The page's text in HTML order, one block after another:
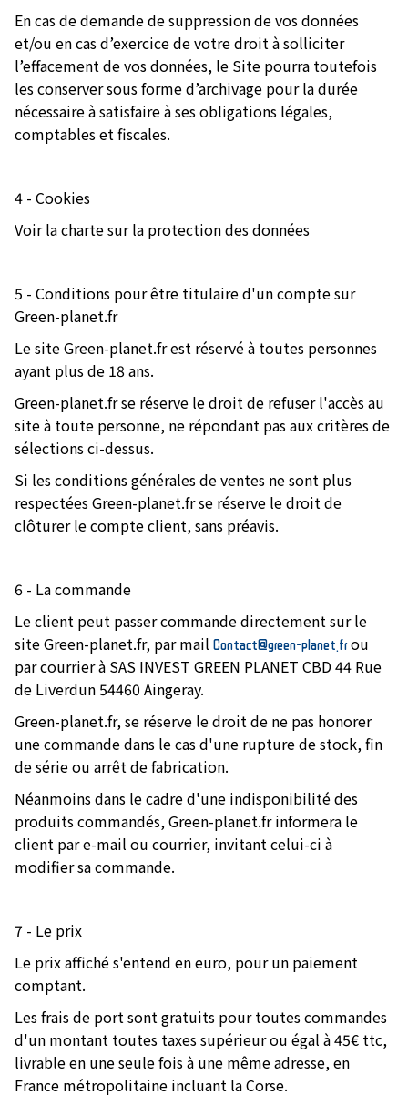
En cas de demande de suppression de vos données
et/ou en cas d’exercice de votre droit à solliciter
l’effacement de vos données, le Site pourra toutefois
les conserver sous forme d’archivage pour la durée
nécessaire à satisfaire à ses obligations légales,
comptables et fiscales.
4 - Cookies
Voir la charte sur la protection des données
5 - Conditions pour être titulaire d'un compte sur
Green-planet.fr
Le site Green-planet.fr est réservé à toutes personnes
ayant plus de 18 ans.
Green-planet.fr se réserve le droit de refuser l'accès au
site à toute personne, ne répondant pas aux critères de
sélections ci-dessus.
Si les conditions générales de ventes ne sont plus
respectées Green-planet.fr se réserve le droit de
clôturer le compte client, sans préavis.
6 - La commande
Le client peut passer commande directement sur le
site Green-planet.fr, par mailContact@green-planet.frou
par courrier à SAS INVEST GREEN PLANET CBD 44 Rue
de Liverdun 54460 Aingeray.
Green-planet.fr, se réserve le droit de ne pas honorer
une commande dans le cas d'une rupture de stock, fin
de série ou arrêt de fabrication.
Néanmoins dans le cadre d'une indisponibilité des
produits commandés, Green-planet.fr informera le
client par e-mail ou courrier, invitant celui-ci à
modifier sa commande.
7 - Le prix
Le prix affiché s'entend en euro, pour un paiement
comptant.
Les frais de port sont gratuits pour toutes commandes
d'un montant toutes taxes supérieur ou égal à 45€ ttc,
livrable en une seule fois à une même adresse, en
France métropolitaine incluant la Corse.